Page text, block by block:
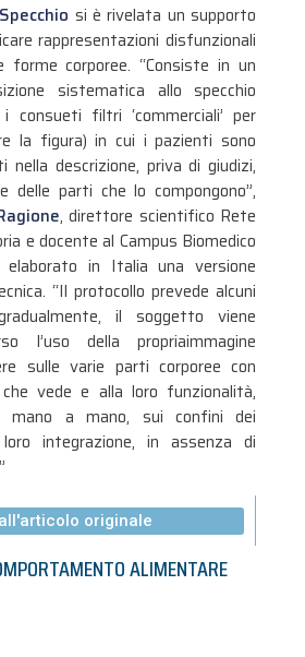
si è rivelata un supporto
rappresentazioni disfunzionali
forme corporee. “Consiste in un
sistematica allo specchio
consueti filtri ‘commerciali’ per
la figura) in cui i pazienti sono
descrizione, priva di giudizi,
delle parti che lo compongono”,
, direttore scientifico Rete
e docente al Campus Biomedico
in Italia una versione
“Il protocollo prevede alcuni
il soggetto viene
l’uso della propriaimmagine
sulle varie parti corporee con
vede e alla loro funzionalità,
mano a mano, sui confini dei
integrazione, in assenza di
originale
ALIMENTARE